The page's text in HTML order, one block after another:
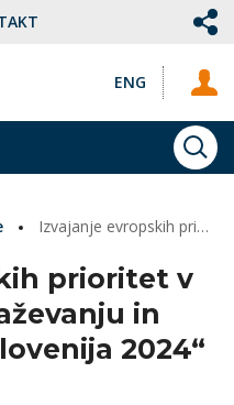
ENG
Izvajanje evropskih prioritet v poklicnem izobraževanju in usposabljanju: Slovenija 2024“
prioritet v
in
2024“